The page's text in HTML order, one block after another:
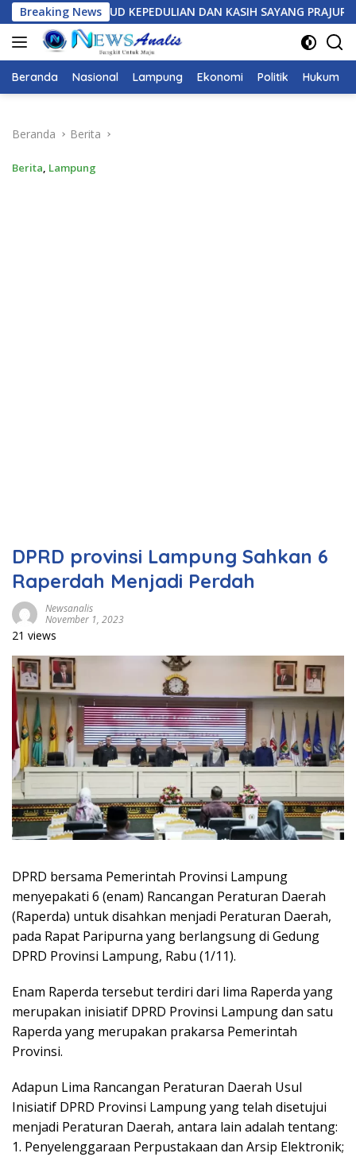
Langsung
ke
konten
Breaking News
DAN KASIH SAYANG PRAJURIT YONIF 7 MARINIR UNTUK
Beranda Nasional Lampung Ekonomi Politik Hukum
Beranda Berita
Berita, Lampung
DPRD provinsi Lampung Sahkan 6
Raperdah Menjadi Perdah
Newsanalis
November 1, 2023
21 views
DPRD bersama Pemerintah Provinsi Lampung
menyepakati 6 (enam) Rancangan Peraturan Daerah
(Raperda) untuk disahkan menjadi Peraturan Daerah,
pada Rapat Paripurna yang berlangsung di Gedung
DPRD Provinsi Lampung, Rabu (1/11).
Enam Raperda tersebut terdiri dari lima Raperda yang
merupakan inisiatif DPRD Provinsi Lampung dan satu
Raperda yang merupakan prakarsa Pemerintah
Provinsi.
Adapun Lima Rancangan Peraturan Daerah Usul
Inisiatif DPRD Provinsi Lampung yang telah disetujui
menjadi Peraturan Daerah, antara lain adalah tentang:
1. Penyelenggaraan Perpustakaan dan Arsip Elektronik;